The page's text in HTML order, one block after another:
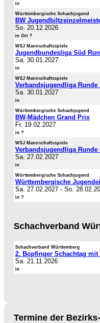
in
Württembergische Schachjugend
BW
So. 20.12.2026
in Ort ?
WSJ Mannschaftsspiele
Jugendbundesliga Süd
Sa. 30.01.2027
in
WSJ Mannschaftsspiele
Verbandsjugendliga Runde
Sa. 30.01.2027
in
Württembergische Schachjugend
BW-Mädchen Grand Prix
Fr. 19.02.2027
in ?
WSJ Mannschaftsspiele
Verbandsjugendliga Runde
Sa. 27.02.2027
in
Württembergische Schachjugend
Württembergische
Sa. 27.02.2027 - So.
in ?
Schachverband
Schachverband Württemberg
2. Bopfinger Schachtag mit
Sa. 21.11.2026
in
Termine der